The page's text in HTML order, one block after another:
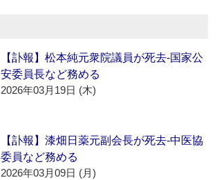
【訃報】松本純元衆院議員が死去‐国家公
安委員長など務める
2026年03月19日 (木)
【訃報】漆畑日薬元副会長が死去‐中医協
委員など務める
2026年03月09日 (月)